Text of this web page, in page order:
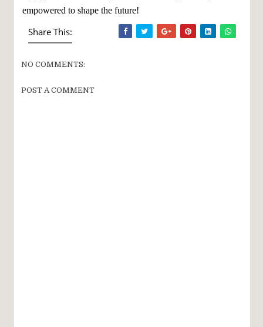
empowered to shape the future!
Share This:
NO COMMENTS:
POST A COMMENT